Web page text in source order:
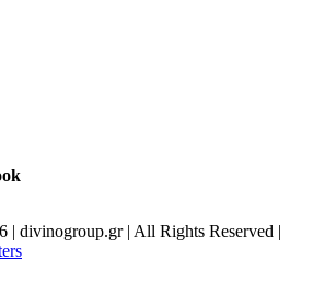
| divinogroup.gr | All Rights Reserved |